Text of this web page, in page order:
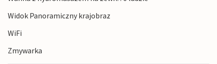
Widok Panoramiczny krajobraz
WiFi
Zmywarka